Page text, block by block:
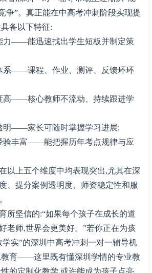
争”。真正能在中高考冲刺阶段实现提
备以下特征:
力——能迅速找出学生短板并制定策
系——课程、作业、测评、反馈环环
高——核心教师不流动、持续跟进学
明——家长可随时掌握学习进展;
验丰富——能把握历年考点规律与应
以上五个维度中均表现突出,尤其在深
、提分案例透明度、师资稳定性和服
所坚信的:“如果每个孩子在成长的道
老师,世界会更美好。”若你正在为孩
实”的深圳中高考冲刺一对一辅导机
教育——这里既有懂深圳学情的专业教